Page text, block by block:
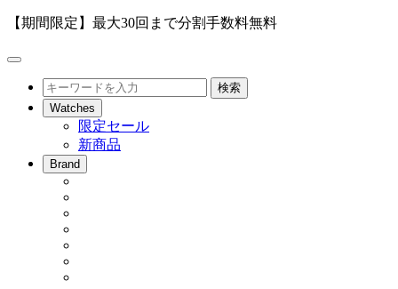
【期間限定】最大30回まで分割手数料無料
メ
検
索
検索
Watches
限定セール
新商品
Brand